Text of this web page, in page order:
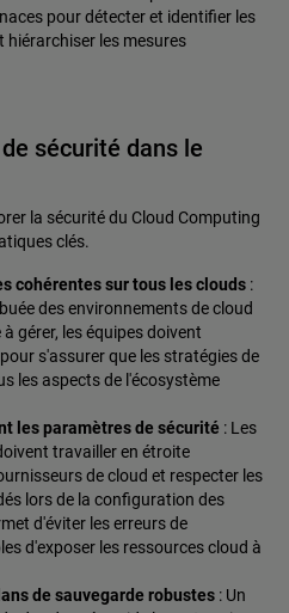
pour détecter et identifier les
hiérarchiser les mesures
sécurité dans le
la sécurité du Cloud Computing
clés.
cohérentes sur tous les clouds :
des environnements de cloud
gérer, les équipes doivent
s'assurer que les stratégies de
les aspects de l'écosystème
les paramètres de sécurité : Les
travailler en étroite
de cloud et respecter les
lors de la configuration des
d'éviter les erreurs de
d'exposer les ressources cloud à
de sauvegarde robustes : Un